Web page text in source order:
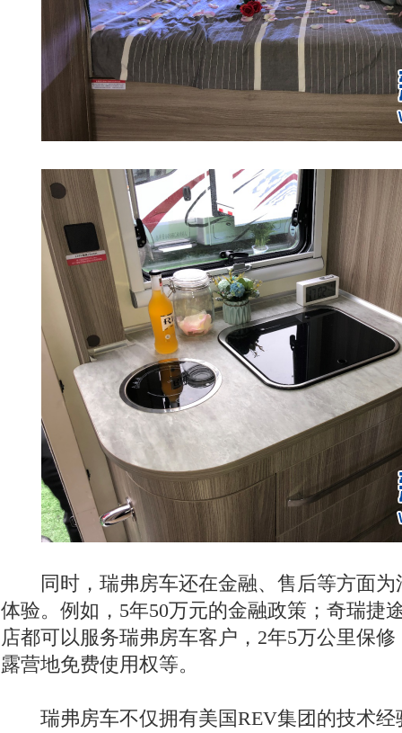
同时，瑞弗房车还在金融、售后等方面为
体验。例如，5年50万元的金融政策；奇瑞捷
店都可以服务瑞弗房车客户，2年5万公里保
露营地免费使用权等。
瑞弗房车不仅拥有美国REV集团的技术经